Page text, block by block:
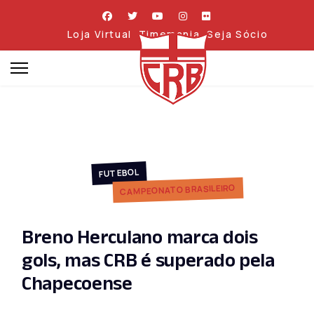
Loja Virtual Timemania Seja Sócio
FUTEBOL
CAMPEONATO BRASILEIRO
Breno Herculano marca dois
gols, mas CRB é superado pela
Chapecoense